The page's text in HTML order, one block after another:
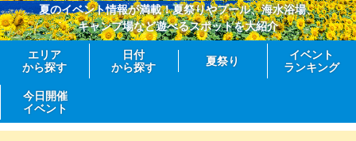
夏のイベント情報が満載！夏祭りやプール、海水浴場、
キャンプ場など遊べるスポットを大紹介
エリア
から探す
日付
から探す
夏祭り
イベント
ランキング
今日開催
イベント